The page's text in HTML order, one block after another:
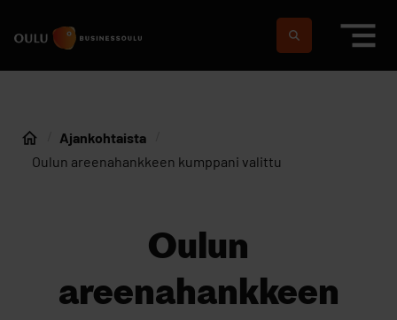
Etusivulle
Suomeksi
In english
Etusivu
Ajankohtaista
Oulun areenahankkeen kumppani valittu
Oulun
areenahankkeen